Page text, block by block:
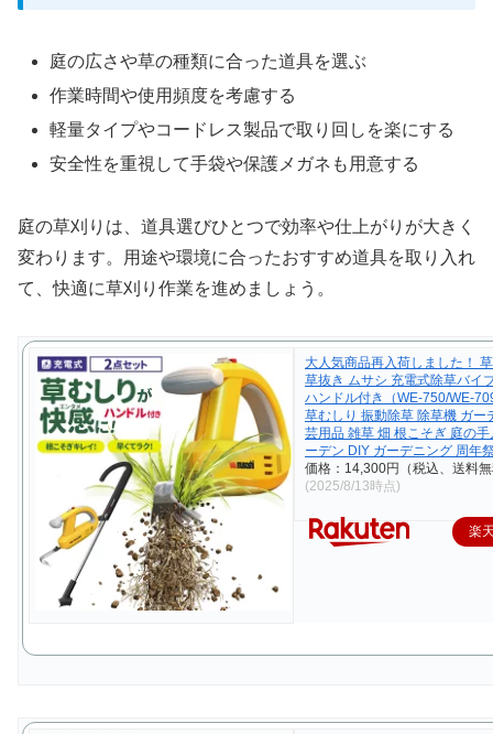
庭の広さや草の種類に合った道具を選ぶ
作業時間や使用頻度を考慮する
軽量タイプやコードレス製品で取り回しを楽にする
安全性を重視して手袋や保護メガネも用意する
庭の草刈りは、道具選びひとつで効率や仕上がりが大きく
変わります。用途や環境に合ったおすすめ道具を取り入れ
て、快適に草刈り作業を進めましょう。
大人気商品再入荷しました！
草抜き ムサシ 充電式除草バイ
ハンドル付き（WE-750/WE-
草むしり 振動除草 除草機 ガー
芸用品 雑草 畑 根こそぎ 庭の手
ーデン DIY ガーデニング 周年
価格：14,300円（税込、送料
(2025/8/13時点)
楽